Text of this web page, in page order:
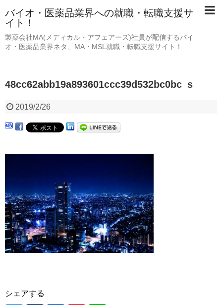
バイオ・医薬品業界への就職・転職支援サ
イト！
製薬会社MA(メディカル・アフェアーズ)社員が配信するバイ
オ・医薬品業界ネタ、MA・MSL就職・転職支援サイト！
48cc62abb19a893601ccc39d532bc0bc_s
2019/2/26
シェアする